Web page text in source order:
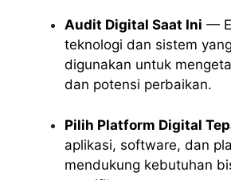
Audit Digital Saat Ini —
teknologi dan sistem
digunakan untuk
dan potensi perbaikan.
Pilih Platform Digital
aplikasi, software, dan
mendukung kebutuhan